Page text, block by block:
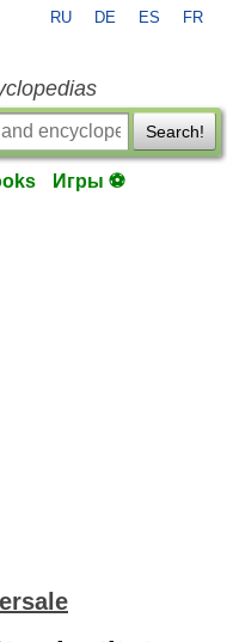
RU DE ES FR
Search!
Игры ⚽